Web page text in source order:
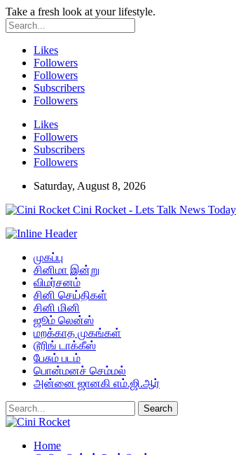
Take a fresh look at your lifestyle.
Likes
Followers
Followers
Subscribers
Followers
Likes
Followers
Subscribers
Followers
Saturday, August 8, 2026
Cini Rocket - Lets Talk News Today
முகப்பு
சினிமா இன்று
விமர்சனம்
சினி செய்திகள்
சினி மினி
ஜூம் லென்ஸ்
மறக்காத முகங்கள்
டூரிங் டாக்கீஸ்
பேசும் படம்
பொன்மனச் செம்மல்
அன்னை ஜானகி எம்.ஜி.ஆர்
Home